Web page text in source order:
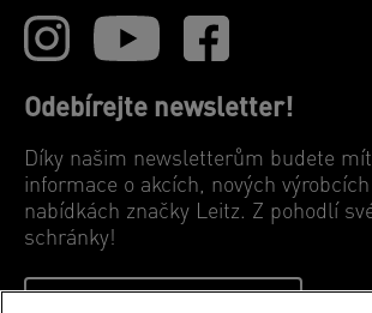
Odebírejte newsletter!
Díky našim newsletterům budete
informace o akcích, nových
nabídkách značky Leitz. Z pohodlí
schránky!